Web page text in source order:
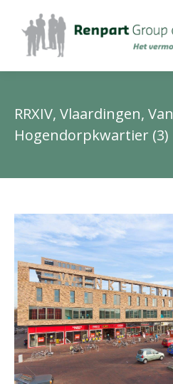
RRXIV, Vlaardingen, Van
Hogendorpkwartier (3)